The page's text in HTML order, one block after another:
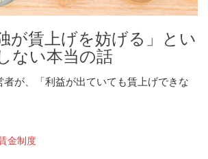
が賃上げを妨げる」とい
ない本当の話
者が、「利益が出ていても賃上げできな
金制度